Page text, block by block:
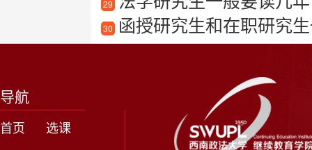
29
30 函授研究生和在职研究
导航
首页
选课